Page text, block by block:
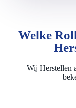
Welke
Wij Herstellen